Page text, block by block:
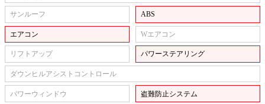
サンルーフ ABS
エアコン Wエアコン
リフトアップ パワーステアリング
ダウンヒルアシストコントロール
パワーウィンドウ 盗難防止システム